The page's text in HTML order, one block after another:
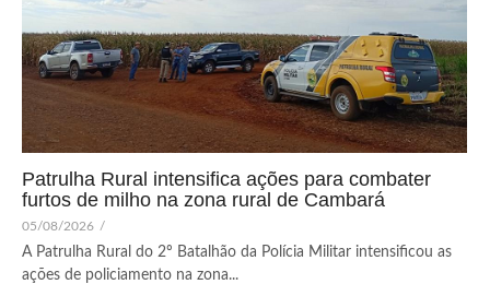
Patrulha Rural intensifica ações para combater
furtos de milho na zona rural de Cambará
05/08/2026 /
A Patrulha Rural do 2º Batalhão da Polícia Militar intensificou as
ações de policiamento na zona...